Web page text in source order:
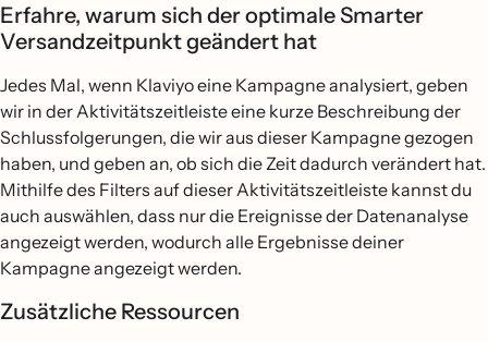
Erfahre, warum sich der optimale Smarter
Versandzeitpunkt geändert hat
Jedes Mal, wenn Klaviyo eine Kampagne analysiert, geben
wir in der Aktivitätszeitleiste eine kurze Beschreibung der
Schlussfolgerungen, die wir aus dieser Kampagne gezogen
haben, und geben an, ob sich die Zeit dadurch verändert hat.
Mithilfe des Filters auf dieser Aktivitätszeitleiste kannst du
auch auswählen, dass nur die Ereignisse der Datenanalyse
angezeigt werden, wodurch alle Ergebnisse deiner
Kampagne angezeigt werden.
Zusätzliche Ressourcen